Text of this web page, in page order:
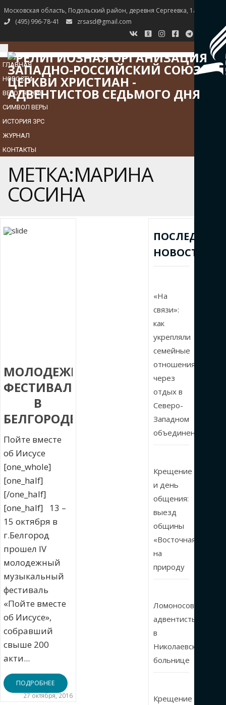
Московская область, Подольский район, деревня Сергеевка, 1а
(495) 996-78-41
zrsasd@gmail.com
TOGGLE
NAVIGATION
ГЛАВНАЯ
НОВОСТИ
ВЕРОУЧЕНИЕ
СИМВОЛ ВЕРЫ
ИСТОРИЯ ЗРС
ЖУРНАЛ
КОНТАКТЫ
МЕТКА:МАРИНА
СОСИНА
МОЛОДЕЖНЫЙ
ФЕСТИВАЛЬ
В
БЕЛГОРОДЕ
Пойте вместе
об Иисусе
[one_whole]
[one_half]
[/one_half]
[one_half] 13 –
15 октября в
г.Белгород
прошел IV
молодежный
музыкальный
фестиваль
«Пойте вместе
об Иисусе»,
собравший
свыше 200
акти...
ПОДРОБНЕЕ
27 октября, 2016
ПОСЛЕДНИЕ
НОВОСТИ
«На
связи»:
как
укрепляли
семейные
отношения
через
отдых в
Северо-
Западном
объединении
Крещение
и день
общения:
выезд
общины
«Восточная»
на
природу
Ломоносовские
адвентисты
в
Николаевской
больнице
Крещение